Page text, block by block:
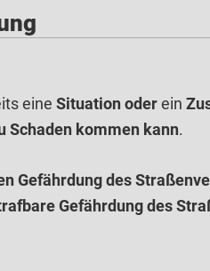
eine Situation oderein
Schaden kommen kann.
Gefährdung des
Gefährdung des